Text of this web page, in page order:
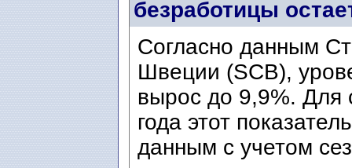
безработицы
Согласно данным
Швеции (SCB),
вырос до 9,9%. Для
года этот
данным с учетом